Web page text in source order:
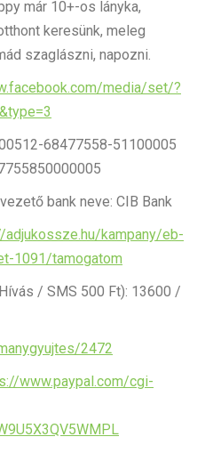
már 10+-os lányka,
keresünk, meleg
szaglászni, napozni.
media/set/?
68477558-51100005
bank neve: CIB Bank
adjukossze.hu/kampany/eb-
1091/tamogatom
/ SMS 500 Ft): 13600 /
2472
www.paypal.com/cgi-